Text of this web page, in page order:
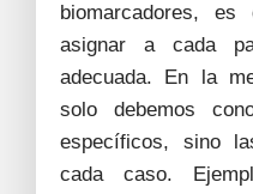
biomarcadores, es
asignar a cada
adecuada. En la
solo debemos
específicos, sino
cada caso.